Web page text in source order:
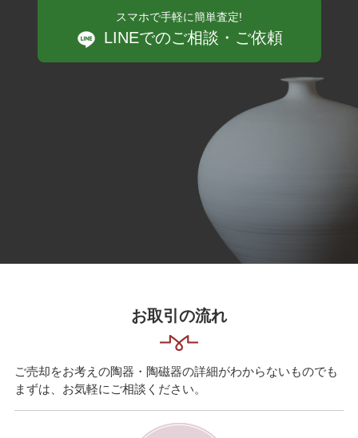
スマホで手軽に簡単査定!
LINEでのご相談・ご依頼
お取引の流れ
ご売却をお考えの陶器・陶磁器の詳細がわからないものでも
まずは、お気軽にご相談ください。